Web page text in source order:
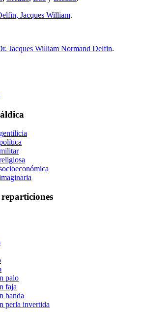
Jacques William.
Jacques William Normand Delfin.
palo
faja
banda
perla invertida